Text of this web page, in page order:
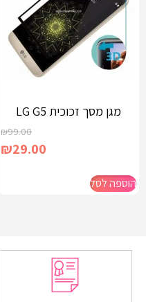
מגן מסך זכוכית LG G5
₪99.00
₪29.00
הוספה לסל